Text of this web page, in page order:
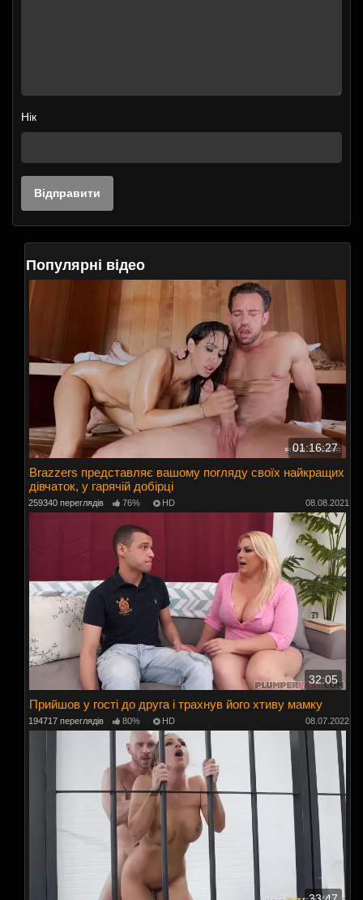
Нік
Популярні відео
01:16:27
Brazzers представляє вашому погляду своїх найкращих
дівчаток, у гарячій добірці
259340 переглядів 76% HD 08.08.2021
32:05
Прийшов у гості до друга і трахнув його хтиву мамку
194717 переглядів 80% HD 08.07.2022